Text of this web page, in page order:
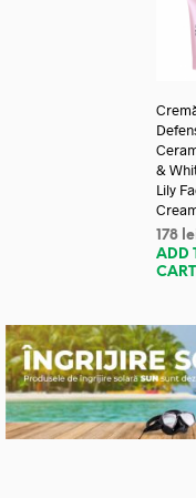
&
Lily
178
ADD
CART